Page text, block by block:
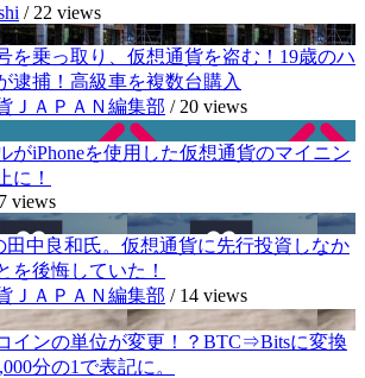
/ 22 views
を乗っ取り、仮想通貨を盗む！19歳のハ
逮捕！高級車を複数台購入
ＪＡＰＡＮ編集部 / 20 views
がiPhoneを使用した仮想通貨のマイニン
に！
views
田中良和氏。仮想通貨に先行投資しなか
を後悔していた！
ＪＡＰＡＮ編集部 / 14 views
インの単位が変更！？BTC⇒Bitsに変換
分の1で表記に。